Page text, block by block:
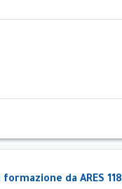
da ARES 118